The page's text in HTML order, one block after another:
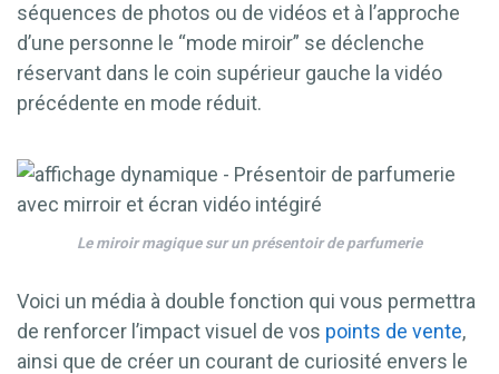
séquences de photos ou de vidéos et à l’approche
d’une personne le “mode miroir” se déclenche
réservant dans le coin supérieur gauche la vidéo
précédente en mode réduit.
Le miroir magique sur un présentoir de parfumerie
Voici un média à double fonction qui vous permettra
de renforcer l’impact visuel de vos points de vente,
ainsi que de créer un courant de curiosité envers le